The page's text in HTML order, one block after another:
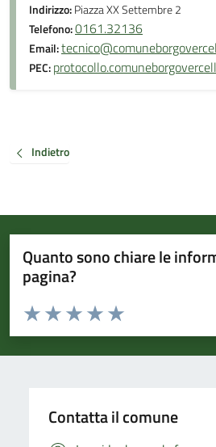
Indirizzo:Piazza XX Settembre 2
Telefono:0161.32136
Email:
PEC:
Indietro
Quanto sono chiare le
pagina?
Valuta da 1 a 5 stelle la pagina
Valuta 5 stelle su 5
Valuta 4 stelle su 5
Valuta 3 stelle su 5
Valuta 2 stelle su 5
Valuta 1 stelle su 5
Contatta il comune